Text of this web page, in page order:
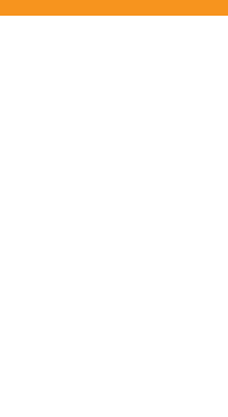
折壽食物｜大量常見